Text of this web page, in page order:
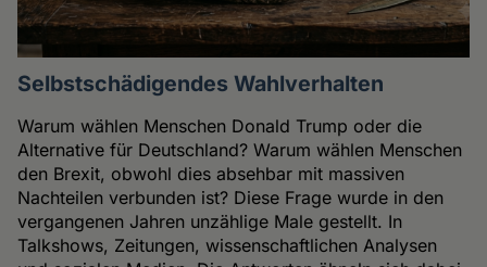
Selbstschädigendes Wahlverhalten
Warum wählen Menschen Donald Trump oder die
Alternative für Deutschland? Warum wählen Menschen
den Brexit, obwohl dies absehbar mit massiven
Nachteilen verbunden ist? Diese Frage wurde in den
vergangenen Jahren unzählige Male gestellt. In
Talkshows, Zeitungen, wissenschaftlichen Analysen